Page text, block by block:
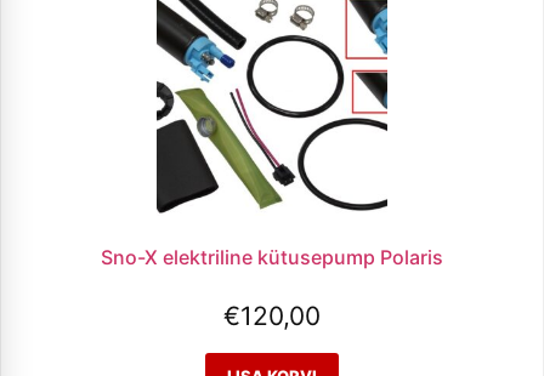
Sno-X elektriline kütusepump Polaris
€120,00